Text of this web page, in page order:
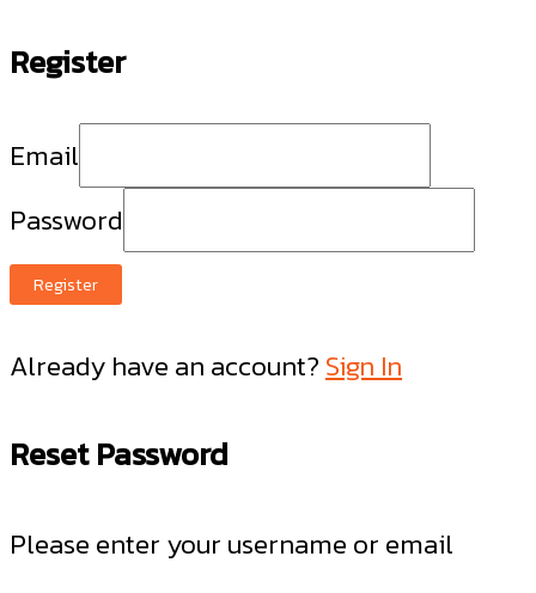
Register
Email
Password
Register
Already have an account? Sign In
Reset Password
Please enter your username or email